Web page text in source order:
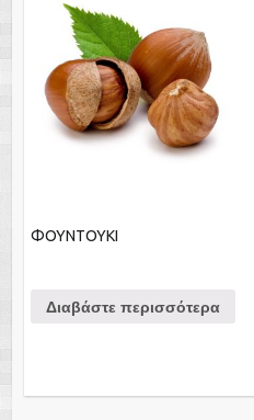
ΦΟΥΝΤΟΥΚΙ
Διαβάστε περισσότερα